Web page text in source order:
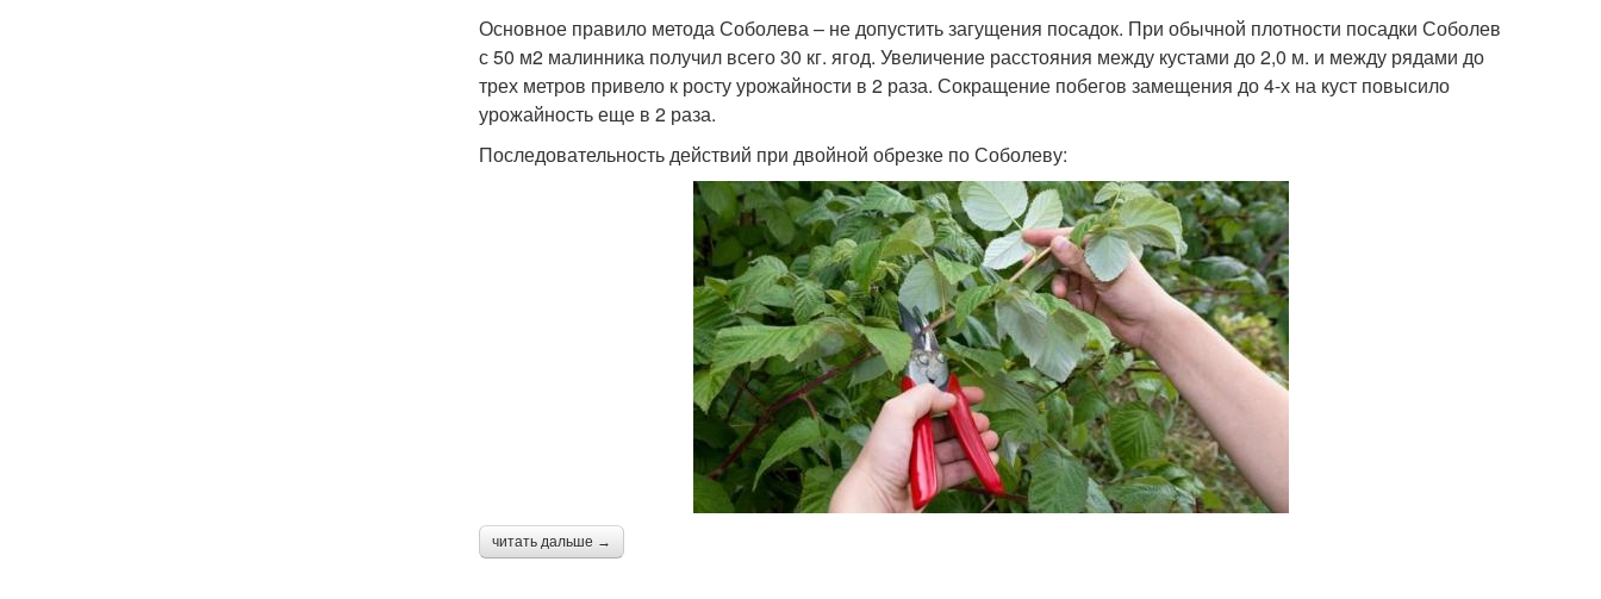
Основное правило метода Соболева – не допустить загущения посадок. При обычной плотности посадки Соболев
с 50 м2 малинника получил всего 30 кг. ягод. Увеличение расстояния между кустами до 2,0 м. и между рядами до
трех метров привело к росту урожайности в 2 раза. Сокращение побегов замещения до 4-х на куст повысило
урожайность еще в 2 раза.
Последовательность действий при двойной обрезке по Соболеву:
читать дальше →